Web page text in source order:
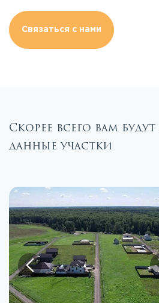
Связаться с нами
Скорее всего вам
данные участки